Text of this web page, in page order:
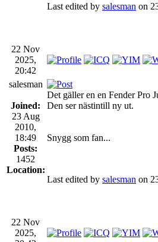
Last edited by salesman on
22 Nov
2025,
20:42
salesman
Joined:
23 Aug
2010,
18:49
Posts:
1452
Location:
Det gäller en en Fender Pro
Den ser nästintill ny ut.
Snygg som fan...
Last edited by salesman on
22 Nov
2025,